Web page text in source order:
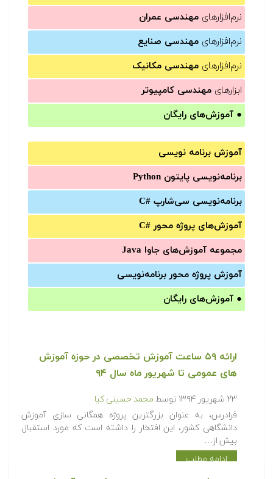
نرم‌افزارهای مهندسی عمران
نرم‌افزارهای مهندسی صنایع
نرم‌افزارهای مهندسی مکانیک
ابزارهای مهندسی کامپیوتر
● آموزش‌های رایگان
آموزش برنامه نویسی
برنامه‌نویسی پایتون Python
برنامه‌‌نویسی سی‌شارپ C#‎
آموزش‌های پروژه محور #C
مجموعه آموزش‌های جاوا Java
آموزش‌ پروژه محور برنامه‌نویسی
● آموزش‌های رایگان
ارائه ۵۹ ساعت آموزش تخصصی در حوزه آموزش
های عمومی تا شهریور ماه سال ۹۴
۲۳ شهریور ۱۳۹۴ توسط محمد حسینی کیا
فرادرس، به عنوان بزرگترین پروژه همگانی سازی آموزش
دانشگاهی کشور، این افتخار را داشته است که مورد استقبال
بیش از…
ادامه مطلب